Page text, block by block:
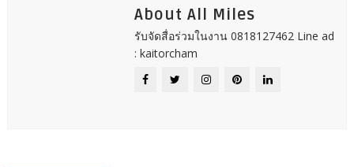
About All Miles
รับจัดสื่อร่วมในงาน 0818127462 Line ad
: kaitorcham